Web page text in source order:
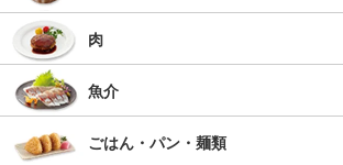
料で簡単にお店のペペロ
「お客様大感謝祭り 調味
肉
魚介
ごはん・パン・麺類